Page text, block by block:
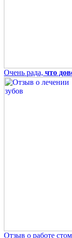
Очень рада, что
Отзыв о работе